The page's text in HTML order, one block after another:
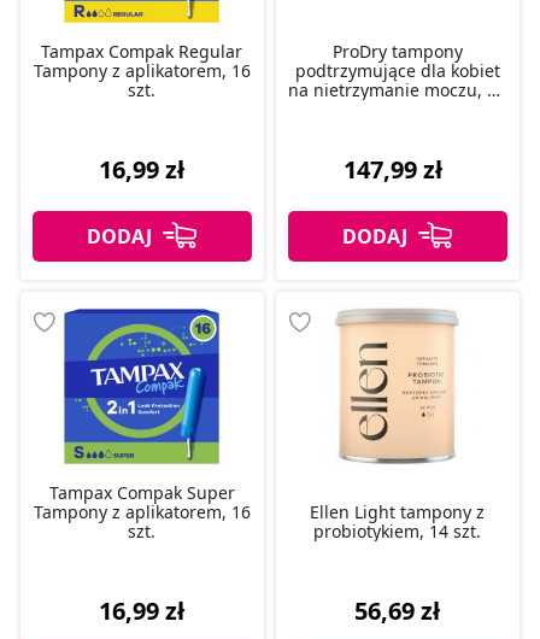
Tampax Compak Regular
Tampony z aplikatorem, 16
szt.
16,99 zł
ProDry tampony
podtrzymujące dla kobiet
na nietrzymanie moczu, 10
147,99 zł
Tampax Compak Super
Tampony z aplikatorem, 16
szt.
16,99 zł
Ellen Light tampony z
probiotykiem, 14 szt.
56,69 zł